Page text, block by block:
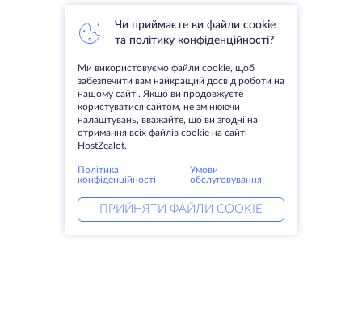
Чи приймаєте ви файли cookie
та політику конфіденційності?
Ми використовуємо файли cookie, щоб
забезпечити вам найкращий досвід роботи на
нашому сайті. Якщо ви продовжуєте
користуватися сайтом, не змінюючи
налаштувань, вважайте, що ви згодні на
отримання всіх файлів cookie на сайті
HostZealot.
Політика
конфіденційності
Умови
обслуговування
ПРИЙНЯТИ ФАЙЛИ COOKIE